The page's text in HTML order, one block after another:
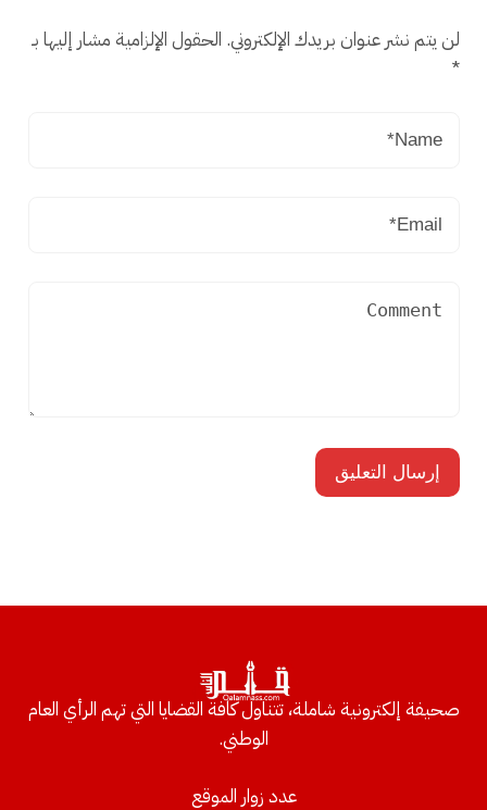
لن يتم نشر عنوان بريدك الإلكتروني. الحقول الإلزامية مشار إليها بـ
*
صحيفة إلكترونية شاملة، تتناول كافة القضايا التي تهم الرأي العام
الوطني.
عدد زوار الموقع